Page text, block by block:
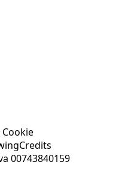
Cookie
Credits
00743840159